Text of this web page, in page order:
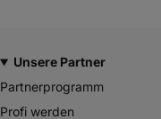
Unsere Partner
Partnerprogramm
Profi werden